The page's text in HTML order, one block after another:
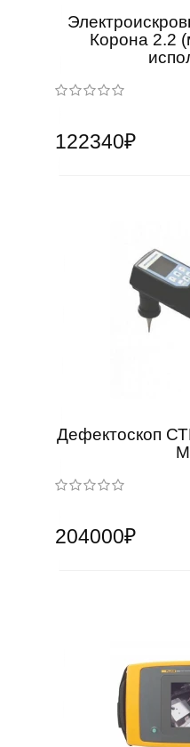
Корона 2.2
122340₽
Дефектоскоп
204000₽